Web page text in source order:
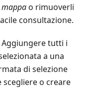
mappao rimuoverli
consultazione.
tutti i
a una
di selezione
scegliere o creare